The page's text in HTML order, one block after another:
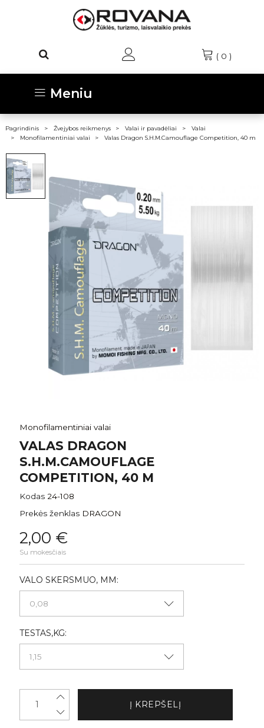
( 0 )
Meniu
Pagrindinis Žvejybos reikmenys Valai ir pavadėliai
Valai
Monofilamentiniai valai
Valas Dragon S.H.M.Camouflage Competition, 40 m
Monofilamentiniai valai
VALAS DRAGON
S.H.M.CAMOUFLAGE
COMPETITION, 40 M
Kodas 24-108
Prekės ženklas DRAGON
2,00 €
Su mokesčiais
VALO SKERSMUO, MM:
TESTAS,KG:
Į KREPŠELĮ